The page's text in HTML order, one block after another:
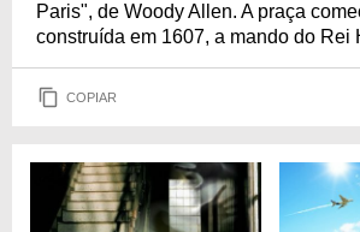
Paris", de Woody Allen. A praça
construída em 1607, a mando do Rei
COPIAR